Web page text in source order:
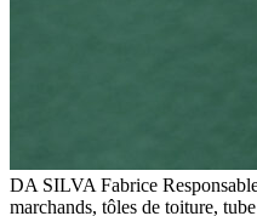
DA SILVA Fabrice
marchands, tôles de toiture,